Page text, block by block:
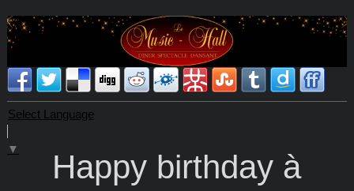
Select Language
▼
Happy birthday à